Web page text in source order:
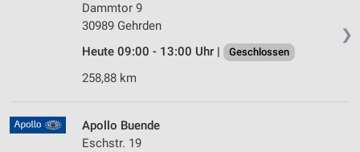
❯
Dammtor 9
30989 Gehrden
Heute 09:00 - 13:00 Uhr |
Geschlossen
258,88 km
Apollo Buende
Eschstr. 19